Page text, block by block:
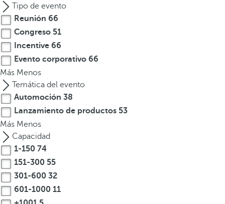
Tipo de evento
Reunión 66
Congreso 51
Incentive 66
Evento corporativo 66
Más Menos
Temática del evento
Automoción 38
Lanzamiento de productos 53
Más Menos
Capacidad
1-150 74
151-300 55
301-600 32
601-1000 11